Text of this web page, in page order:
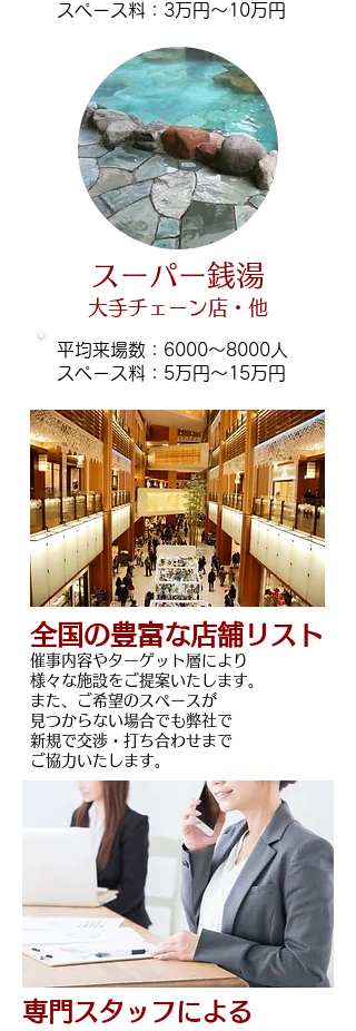
​スペース料：3万円～10万円
スーパー銭湯
大手チェーン店​・他
平均来場数：6000～8000人
​スペース料：5万円～15万円
​全国の豊富な店舗リスト
催事内容やターゲット層により
様々な施設をご提案いたします。
また、ご希望のスペースが
見つからない場合でも弊社で
新規で交渉・打ち合わせまで
​ご協力いたします。
​専門スタッフによる